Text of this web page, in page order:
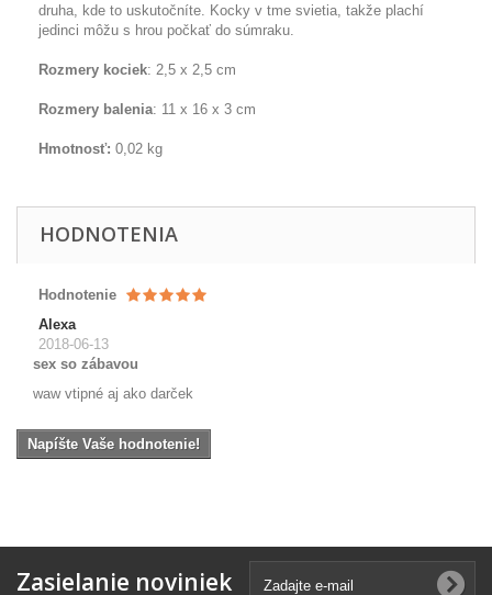
druha, kde to uskutočníte. Kocky v tme svietia, takže plachí
jedinci môžu s hrou počkať do súmraku.
Rozmery kociek: 2,5 x 2,5 cm
Rozmery balenia: 11 x 16 x 3 cm
Hmotnosť: 0,02 kg
HODNOTENIA
Hodnotenie
Alexa
2018-06-13
sex so zábavou
waw vtipné aj ako darček
Napíšte Vaše hodnotenie!
Zasielanie noviniek